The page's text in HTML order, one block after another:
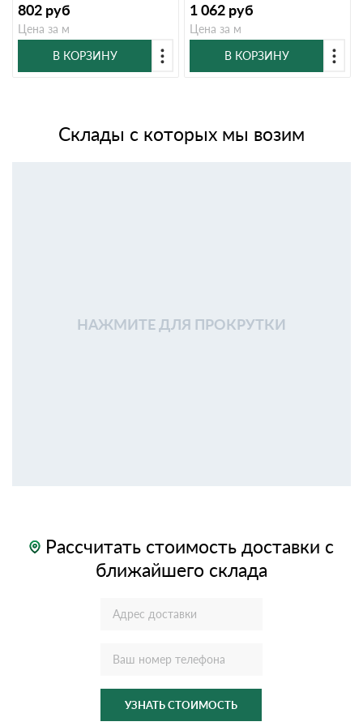
802 руб
Цена за м
В КОРЗИНУ
1 062 руб
Цена за м
В КОРЗИНУ
Склады с которых мы возим
НАЖМИТЕ ДЛЯ ПРОКРУТКИ
Рассчитать стоимость доставки с
ближайшего склада
УЗНАТЬ СТОИМОСТЬ